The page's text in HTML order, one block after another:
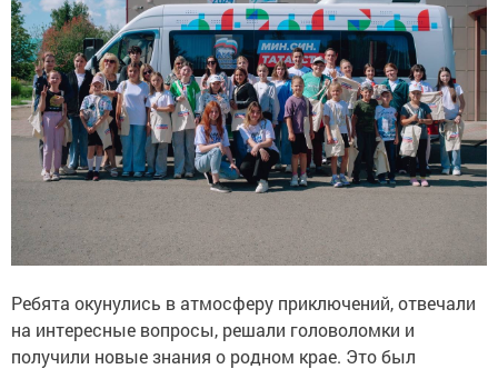
Ребята окунулись в атмосферу приключений, отвечали
на интересные вопросы, решали головоломки и
получили новые знания о родном крае. Это был